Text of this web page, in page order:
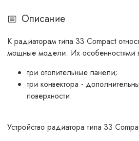
Описание
К радиаторам типа 33 Compact
мощные модели. Их особенностями
три отопительные панели;
три конвектора -
поверхности.
Устройство радиатора типа 33